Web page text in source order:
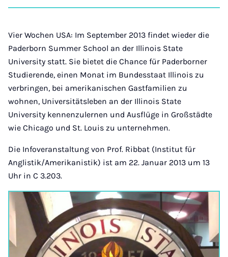
on
auf auf auf über
Mail
Vier Wochen USA: Im September 2013 findet wieder die
Paderborn Summer School an der Illinois State
University statt. Sie bietet die Chance für Paderborner
Studierende, einen Monat im Bundesstaat Illinois zu
verbringen, bei amerikanischen Gastfamilien zu
wohnen, Universitätsleben an der Illinois State
University kennenzulernen und Ausflüge in Großstädte
wie Chicago und St. Louis zu unternehmen.
Die Infoveranstaltung von Prof. Ribbat (Institut für
Anglistik/Amerikanistik) ist am 22. Januar 2013 um 13
Uhr in C 3.203.